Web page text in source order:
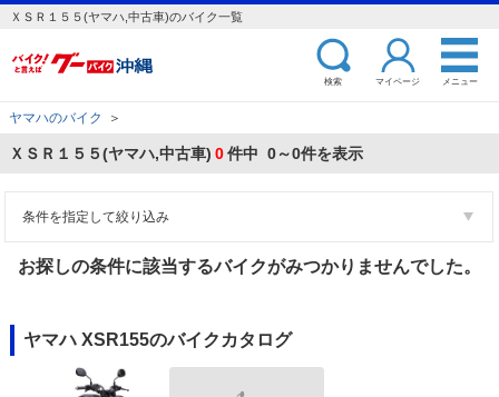
ＸＳＲ１５５(ヤマハ,中古車)のバイク一覧
検索 マイページ メニュー
ヤマハのバイク ＞
ＸＳＲ１５５(ヤマハ,中古車) 0件中 0～0件を表示
条件を指定して絞り込み
お探しの条件に該当するバイクがみつかりませんでした。
ヤマハ XSR155のバイクカタログ